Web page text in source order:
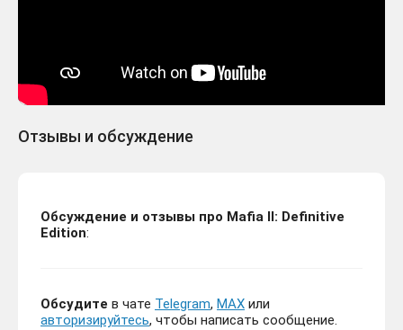
Отзывы и обсуждение
Обсуждение и отзывы про Mafia II: Definitive
Edition:
Обсудите в чате Telegram, MAX или
авторизируйтесь, чтобы написать сообщение.